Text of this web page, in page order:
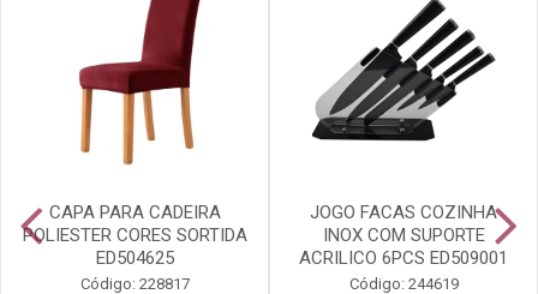
CAPA PARA CADEIRA
POLIESTER CORES SORTIDA
ED504625
Código: 228817
JOGO FACAS COZINHA
INOX COM SUPORTE
ACRILICO 6PCS ED509001
Código: 244619